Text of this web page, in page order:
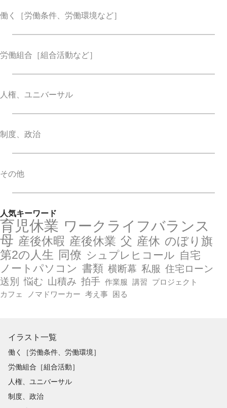
働く ［労働条件、労働環境など］
労働組合 ［組合活動など］
人権、ユニバーサル
制度、政治
その他
人気キーワード
育児休業 ワークライフバランス
母 産後休暇 産後休業 父 産休 のぼり旗
第2の人生 同僚 シュプレヒコール 自宅
ノートパソコン 書類 横断幕 私服 住宅ローン
送別
悩む 山積み 拍手 作業服 講習
プロジェクト
カフェ
ノマドワーカー 考え事 困る
イラスト一覧
働く［労働条件、労働環境］
労働組合［組合活動］
人権、ユニバーサル
制度、政治